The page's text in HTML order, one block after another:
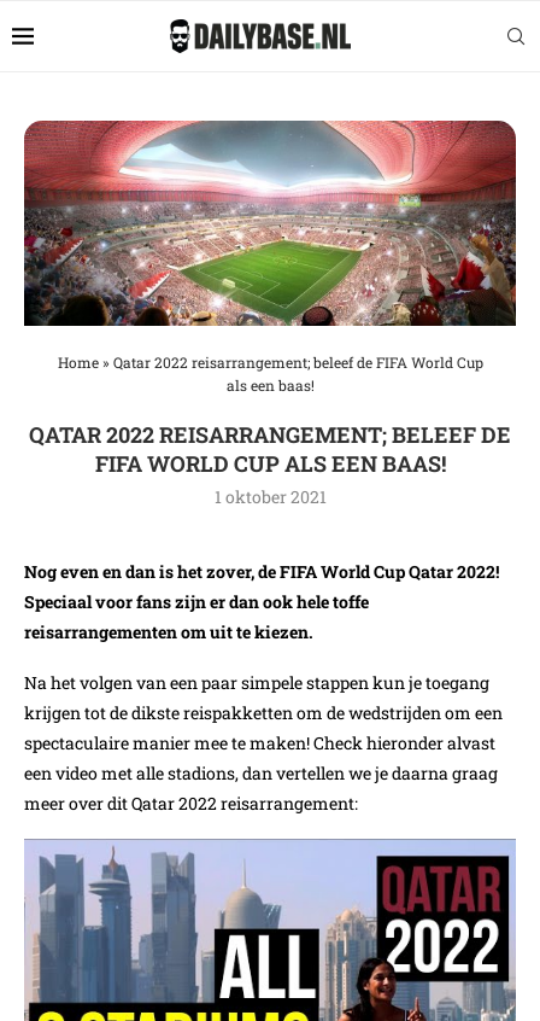
Home» Qatar 2022 reisarrangement; beleef de FIFA World Cup
als een baas!
QATAR 2022 REISARRANGEMENT; BELEEF DE
FIFA WORLD CUP ALS EEN BAAS!
1 oktober 2021
Nog even en dan is het zover, de FIFA World Cup Qatar 2022!
Speciaal voor fans zijn er dan ook hele toffe
reisarrangementen om uit te kiezen.
Na het volgen van een paar simpele stappen kun je toegang
krijgen tot de dikste reispakketten om de wedstrijden om een
spectaculaire manier mee te maken! Check hieronder alvast
een video met alle stadions, dan vertellen we je daarna graag
meer over dit Qatar 2022 reisarrangement: